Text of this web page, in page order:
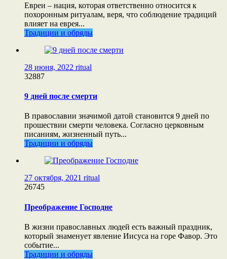
Евреи – нация, которая ответственно относится к
похоронным ритуалам, веря, что соблюдение традиций
влияет на еврея...
Традиции и обряды
28 июня, 2022 ritual
32887
9 дней после смерти
В православии значимой датой становится 9 дней по
прошествии смерти человека. Согласно церковным
писаниям, жизненный путь...
Традиции и обряды
27 октября, 2021 ritual
26745
Преображение Господне
В жизни православных людей есть важный праздник,
который знаменует явление Иисуса на горе Фавор. Это
событие...
Традиции и обряды